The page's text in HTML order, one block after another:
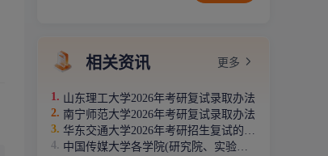
相关资讯 更多
山东理工大学2026年考研复试录取办法
南宁师范大学2026年考研复试录取办法
华东交通大学2026年考研招生复试的通知
中国传媒大学各学院(研究院、实验室)2026年考研招生复试方